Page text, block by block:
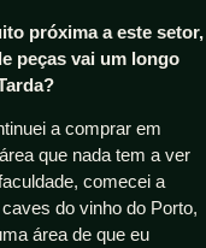
próxima a este setor,
peças vai um longo
a comprar em
que nada tem a ver
comecei a
do vinho do Porto,
área de que eu